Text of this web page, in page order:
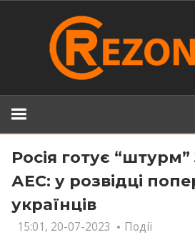
Росія готує “штурм”
АЕС: у розвідці
українців
15:01, 20-07-2023
Події